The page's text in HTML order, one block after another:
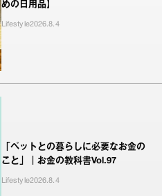
めの日用品】
Lifestyle2026.8.4
「ペットとの暮らしに必要なお金の
こと」｜お金の教科書Vol.97
Lifestyle2026.8.4